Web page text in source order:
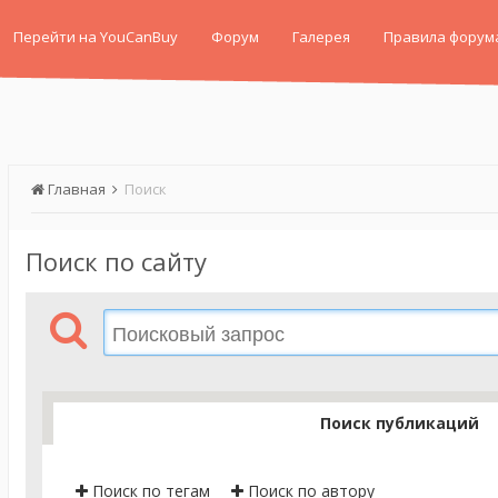
Перейти на YouCanBuy Форум Галерея Правила
Главная Поиск
Поиск по сайту
Поиск публикаций
Поиск по тегам Поиск по автору